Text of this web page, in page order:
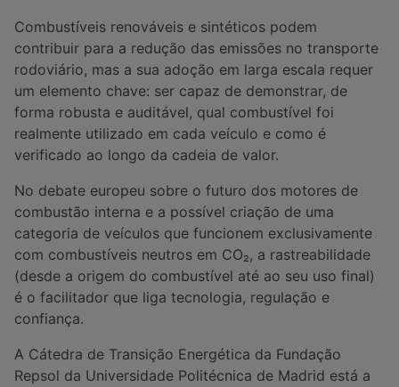
Combustíveis renováveis e sintéticos podem
contribuir para a redução das emissões no transporte
rodoviário, mas a sua adoção em larga escala requer
um elemento chave: ser capaz de demonstrar, de
forma robusta e auditável, qual combustível foi
realmente utilizado em cada veículo e como é
verificado ao longo da cadeia de valor.
No debate europeu sobre o futuro dos motores de
combustão interna e a possível criação de uma
categoria de veículos que funcionem exclusivamente
com combustíveis neutros em CO₂, a rastreabilidade
(desde a origem do combustível até ao seu uso final)
é o facilitador que liga tecnologia, regulação e
confiança.
A Cátedra de Transição Energética da Fundação
Repsol da Universidade Politécnica de Madrid está a